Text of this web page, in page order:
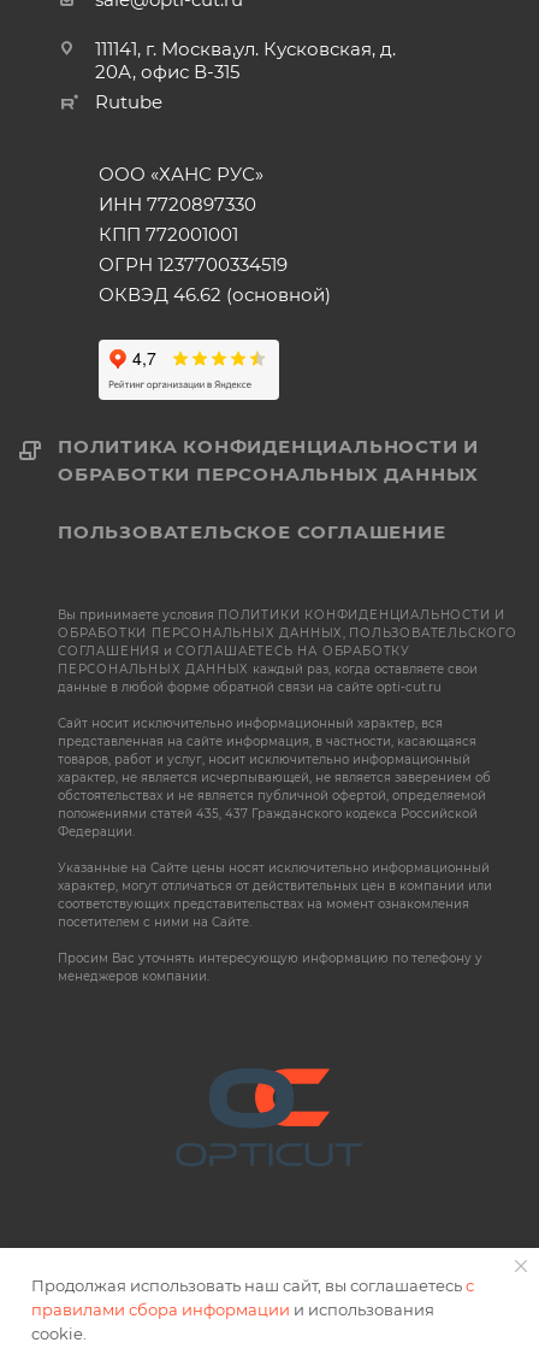
111141, г. Москва,ул. Кусковская, д.
20А, офис В-315
Rutube
ООО «ХАНС РУС»
ИНН 7720897330
КПП 772001001
ОГРН 1237700334519
ОКВЭД 46.62 (основной)
ПОЛИТИКА КОНФИДЕНЦИАЛЬНОСТИ И
ОБРАБОТКИ ПЕРСОНАЛЬНЫХ ДАННЫХ
ПОЛЬЗОВАТЕЛЬСКОЕ СОГЛАШЕНИЕ
Вы принимаете условия ПОЛИТИКИ КОНФИДЕНЦИАЛЬНОСТИ И
ОБРАБОТКИ ПЕРСОНАЛЬНЫХ ДАННЫХ, ПОЛЬЗОВАТЕЛЬСКОГО
СОГЛАШЕНИЯ иСОГЛАШАЕТЕСЬ НА ОБРАБОТКУ
ПЕРСОНАЛЬНЫХ ДАННЫХ каждый раз, когда оставляете свои
данные в любой форме обратной связи на сайте opti-cut.ru
Сайт носит исключительно информационный характер, вся
представленная на сайте информация, в частности, касающаяся
товаров, работ и услуг, носит исключительно информационный
характер, не является исчерпывающей, не является заверением об
обстоятельствах и не является публичной офертой, определяемой
положениями статей 435, 437 Гражданского кодекса Российской
Федерации.
Указанные на Сайте цены носят исключительно информационный
характер, могут отличаться от действительных цен в компании или
соответствующих представительствах на момент ознакомления
посетителем с ними на Сайте.
Просим Вас уточнять интересующую информацию по телефону у
менеджеров компании.
2026 © OPTICUT
Продолжая использовать наш сайт, вы соглашаетесьс
правилами сбора информации и использования
cookie.